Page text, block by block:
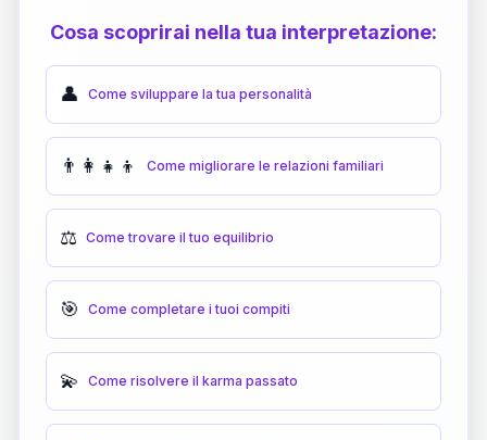
Cosa scoprirai nella tua interpretazione:
👤 Come sviluppare la tua personalità
👨‍👩‍👧‍👦 Come migliorare le relazioni familiari
⚖️ Come trovare il tuo equilibrio
🎯 Come completare i tuoi compiti
💫 Come risolvere il karma passato